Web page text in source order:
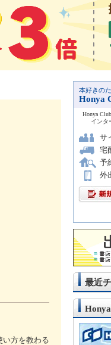
い方を教わる
本好きの
Honya
Honya
インタ
サ
宅
予
外
最近